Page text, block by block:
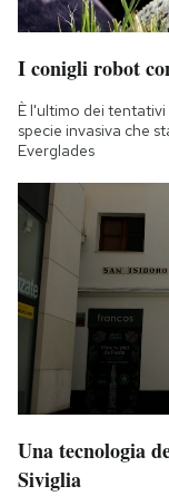
I conigli robot
È l'ultimo dei
specie invasiva che
Everglades
Una tecnologia
Siviglia